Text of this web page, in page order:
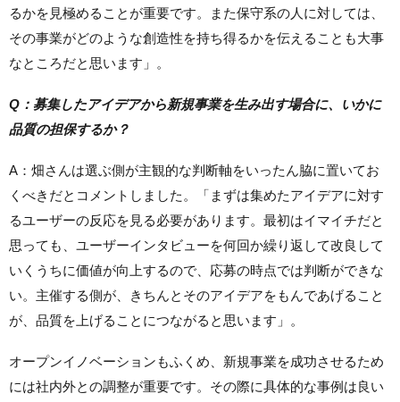
るかを見極めることが重要です。また保守系の人に対しては、
その事業がどのような創造性を持ち得るかを伝えることも大事
なところだと思います」。
Q：募集したアイデアから新規事業を生み出す場合に、いかに
品質の担保するか？
A：畑さんは選ぶ側が主観的な判断軸をいったん脇に置いてお
くべきだとコメントしました。「まずは集めたアイデアに対す
るユーザーの反応を見る必要があります。最初はイマイチだと
思っても、ユーザーインタビューを何回か繰り返して改良して
いくうちに価値が向上するので、応募の時点では判断ができな
い。主催する側が、きちんとそのアイデアをもんであげること
が、品質を上げることにつながると思います」。
オープンイノベーションもふくめ、新規事業を成功させるため
には社内外との調整が重要です。その際に具体的な事例は良い